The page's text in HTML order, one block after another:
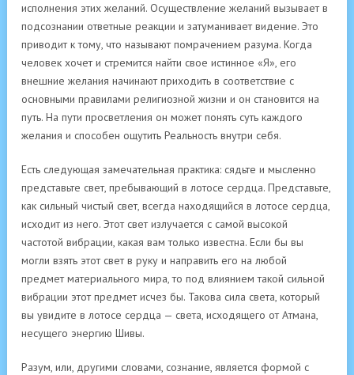
исполнения этих желаний. Осуществление желаний вызывает в
подсознании ответные реакции и затуманивает видение. Это
приводит к тому, что называют помрачением разума. Когда
человек хочет и стремится найти свое истинное «Я», его
внешние желания начинают приходить в соответствие с
основными правилами религиозной жизни и он становится на
путь. На пути просветления он может понять суть каждого
желания и способен ощутить Реальность внутри себя.
Есть следующая замечательная практика: сядьте и мысленно
представьте свет, пребывающий в лотосе сердца. Представьте,
как сильный чистый свет, всегда находящийся в лотосе сердца,
исходит из него. Этот свет излучается с самой высокой
частотой вибрации, какая вам только известна. Если бы вы
могли взять этот свет в руку и направить его на любой
предмет материального мира, то под влиянием такой сильной
вибрации этот предмет исчез бы. Такова сила света, который
вы увидите в лотосе сердца — света, исходящего от Атмана,
несущего энергию Шивы.
Разум, или, другими словами, сознание, является формой с